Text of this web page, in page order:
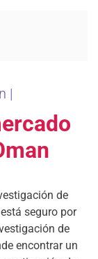
|
de
seguro por
de
encontrar un